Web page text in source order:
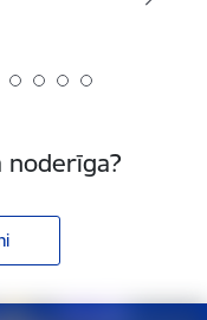
noderīga?